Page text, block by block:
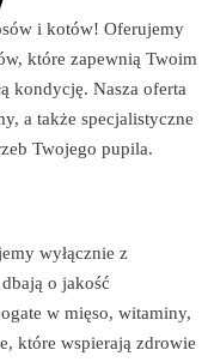
i kotów! Oferujemy
które zapewnią Twoim
kondycję. Nasza oferta
a także specjalistyczne
Twojego pupila.
wyłącznie z
o jakość
w mięso, witaminy,
które wspierają zdrowie